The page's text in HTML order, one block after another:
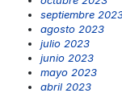
septiembre
agosto 2023
julio 2023
junio 2023
mayo 2023
abril 2023